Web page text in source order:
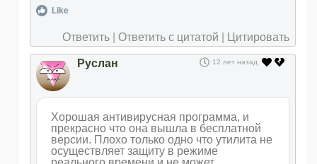
Like
Ответить Ответить с цитатой Цитировать
Руслан 12 лет назад
Хорошая антивирусная программа, и
прекрасно что она вышла в бесплатной
версии. Плохо только одно что утилита не
осуществляет защиту в режиме